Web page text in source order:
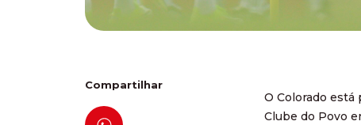
Compartilhar
O Colorado
Clube do Povo